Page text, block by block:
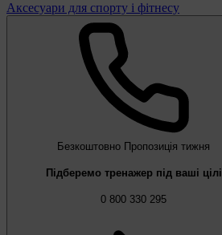
Аксесуари для спорту і фітнесу
Безкоштовно Пропозиція тижня
Підберемо тренажер під ваші цілі
0 800 330 295